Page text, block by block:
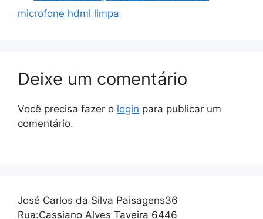
microfone hdmi limpa
Deixe um comentário
Você precisa fazer o login para publicar um
comentário.
José Carlos da Silva Paisagens36
Rua:Cassiano Alves Taveira 6446